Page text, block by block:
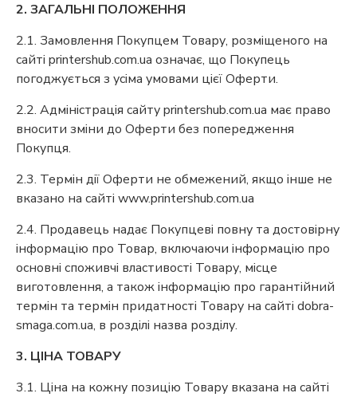
2. ЗАГАЛЬНІ ПОЛОЖЕННЯ
2.1. Замовлення Покупцем Товару, розміщеного на
сайті printershub.com.ua означає, що Покупець
погоджується з усіма умовами цієї Оферти.
2.2. Адміністрація сайту printershub.com.ua має право
вносити зміни до Оферти без попередження
Покупця.
2.3. Термін дії Оферти не обмежений, якщо інше не
вказано на сайті www.printershub.com.ua
2.4. Продавець надає Покупцеві повну та достовірну
інформацію про Товар, включаючи інформацію про
основні споживчі властивості Товару, місце
виготовлення, а також інформацію про гарантійний
термін та термін придатності Товару на сайті dobra-
smaga.com.ua, в розділі назва розділу.
3. ЦІНА ТОВАРУ
3.1. Ціна на кожну позицію Товару вказана на сайті